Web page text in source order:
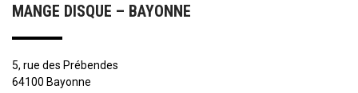
MANGE DISQUE – BAYONNE
5, rue des Prébendes
64100 Bayonne